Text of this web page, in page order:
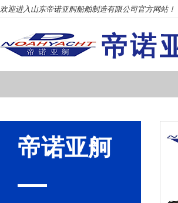
欢迎进入山东帝诺亚舸船舶制造有限公司官方网站！
帝诺亚舸